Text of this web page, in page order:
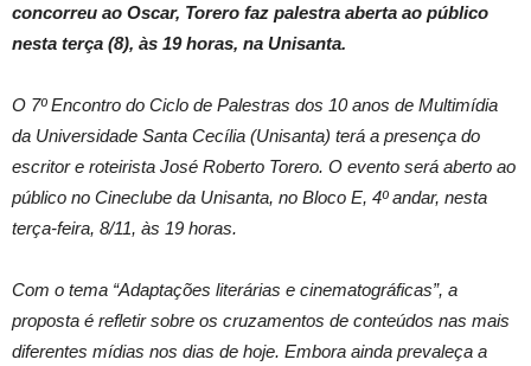
concorreu ao Oscar, Torero faz palestra aberta ao público
nesta terça (8), às 19 horas, na Unisanta.
O 7º Encontro do Ciclo de Palestras dos 10 anos de Multimídia
da Universidade Santa Cecília (Unisanta) terá a presença do
escritor e roteirista José Roberto Torero. O evento será aberto ao
público no Cineclube da Unisanta, no Bloco E, 4º andar, nesta
terça-feira, 8/11, às 19 horas.
Com o tema “Adaptações literárias e cinematográficas”, a
proposta é refletir sobre os cruzamentos de conteúdos nas mais
diferentes mídias nos dias de hoje. Embora ainda prevaleça a